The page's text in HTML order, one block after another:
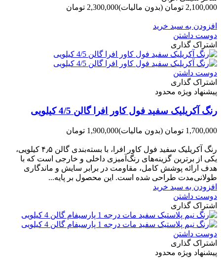
2,100,000 تومان
(بدون مالیات)2,300,000 تومان
افزودن به سبد خرید
دوست داشتن
اشتراک گذاری
دوست داشتن
اشتراک گذاری
پیشنهاد ویژه محدود
رنگ آکریلیک سفید فول کاور افرا گالن 4/5 کیلویی
1,700,000 تومان (بدون مالیات)1,900,000 تومان
رنگ آکریلیک سفید فول کاور افرا، با بسته‌بندی گالن ۴٫۵ کیلویی،
یکی از برترین گزینه‌های رنگ‌آمیزی داخلی و خارجی است که با
هدف ارائه پوشش کامل، مقاومت در برابر سایش و ماندگاری
طولانی‌مدت طراحی شده است. این محصول بر پایه...
افزودن به سبد خرید
دوست داشتن
اشتراک گذاری
دوست داشتن
اشتراک گذاری
پیشنهاد ویژه محدود